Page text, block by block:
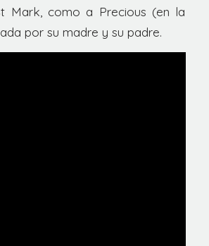
Mark, como a Precious (en la
por su madre y su padre.